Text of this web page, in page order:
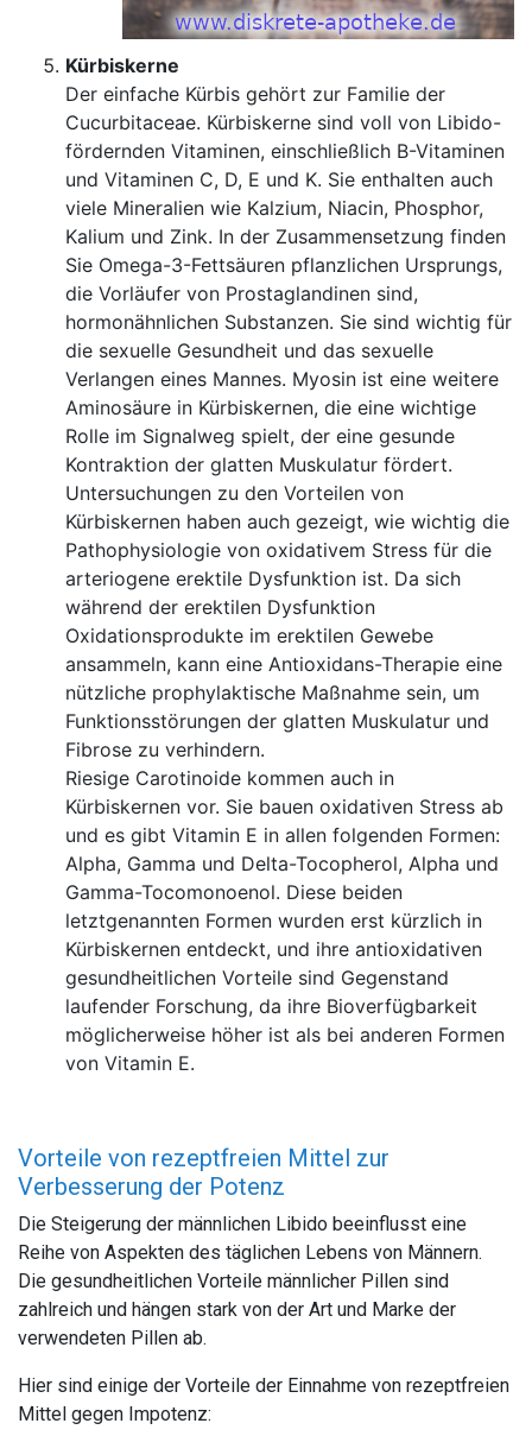
Kürbiskerne
Der einfache Kürbis gehört zur Familie der
Cucurbitaceae. Kürbiskerne sind voll von Libido-
fördernden Vitaminen, einschließlich B-Vitaminen
und Vitaminen C, D, E und K. Sie enthalten auch
viele Mineralien wie Kalzium, Niacin, Phosphor,
Kalium und Zink. In der Zusammensetzung finden
Sie Omega-3-Fettsäuren pflanzlichen Ursprungs,
die Vorläufer von Prostaglandinen sind,
hormonähnlichen Substanzen. Sie sind wichtig für
die sexuelle Gesundheit und das sexuelle
Verlangen eines Mannes. Myosin ist eine weitere
Aminosäure in Kürbiskernen, die eine wichtige
Rolle im Signalweg spielt, der eine gesunde
Kontraktion der glatten Muskulatur fördert.
Untersuchungen zu den Vorteilen von
Kürbiskernen haben auch gezeigt, wie wichtig die
Pathophysiologie von oxidativem Stress für die
arteriogene erektile Dysfunktion ist. Da sich
während der erektilen Dysfunktion
Oxidationsprodukte im erektilen Gewebe
ansammeln, kann eine Antioxidans-Therapie eine
nützliche prophylaktische Maßnahme sein, um
Funktionsstörungen der glatten Muskulatur und
Fibrose zu verhindern.
Riesige Carotinoide kommen auch in
Kürbiskernen vor. Sie bauen oxidativen Stress ab
und es gibt Vitamin E in allen folgenden Formen:
Alpha, Gamma und Delta-Tocopherol, Alpha und
Gamma-Tocomonoenol. Diese beiden
letztgenannten Formen wurden erst kürzlich in
Kürbiskernen entdeckt, und ihre antioxidativen
gesundheitlichen Vorteile sind Gegenstand
laufender Forschung, da ihre Bioverfügbarkeit
möglicherweise höher ist als bei anderen Formen
von Vitamin E.
Vorteile von rezeptfreien Mittel zur
Verbesserung der Potenz
Die Steigerung der männlichen Libido beeinflusst eine
Reihe von Aspekten des täglichen Lebens von Männern.
Die gesundheitlichen Vorteile männlicher Pillen sind
zahlreich und hängen stark von der Art und Marke der
verwendeten Pillen ab.
Hier sind einige der Vorteile der Einnahme von rezeptfreien
Mittel gegen Impotenz: